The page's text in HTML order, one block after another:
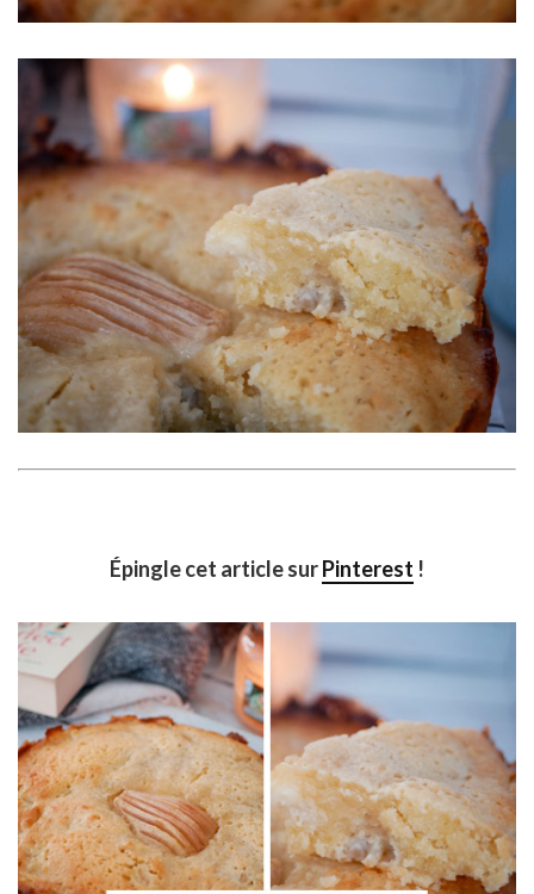
Épingle cet article surPinterest !